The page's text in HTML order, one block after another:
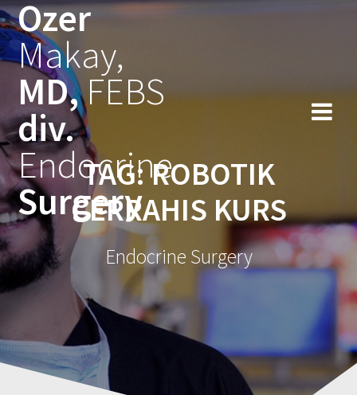
Skip
Ozer
Makay,
MD,FEBS
div.
Endocrine
Surgery
TAG:ROBOTIK
CERRAHIS KURS
Endocrine Surgery